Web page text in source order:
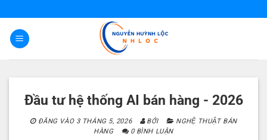
nội
dung
Đầu tư hệ thống AI bán hàng - 2026
ĐĂNG VÀO 3 THÁNG 5, 2026 BỞI
NGHỆ THUẬT BÁN
HÀNG
0 BÌNH LUẬN